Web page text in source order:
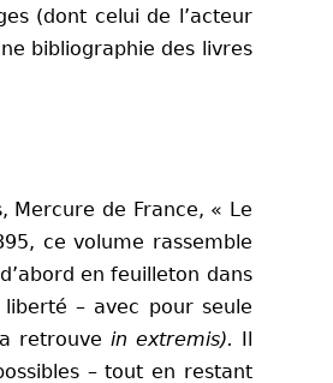
(dont celui de l’acteur
bibliographie des livres
Mercure de France, « Le
ce volume rassemble
en feuilleton dans
– avec pour seule
retrouve in extremis). Il
– tout en restant